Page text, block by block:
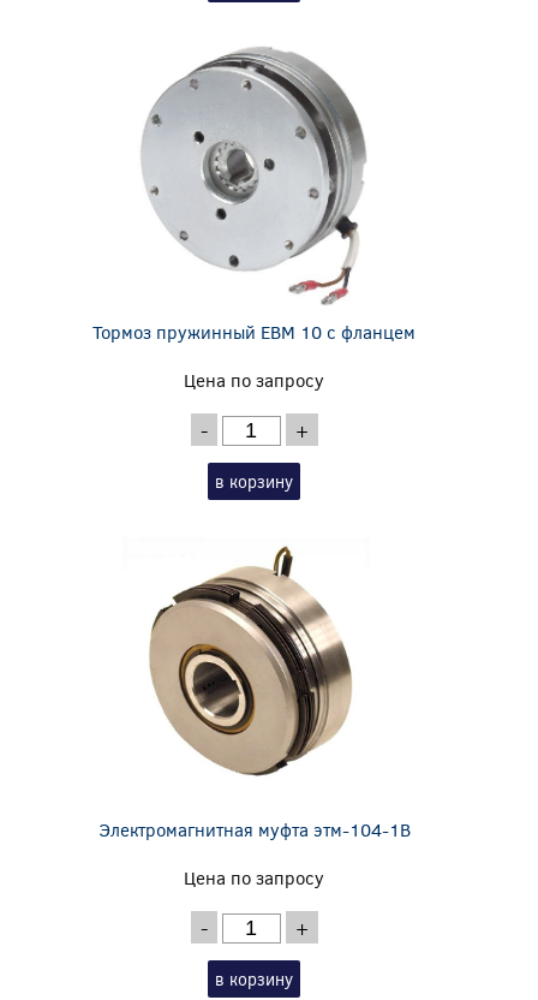
Тормоз пружинный EBM 10 с фланцем
Цена по запросу
- +
в корзину
Электромагнитная муфта этм-104-1В
Цена по запросу
- +
в корзину